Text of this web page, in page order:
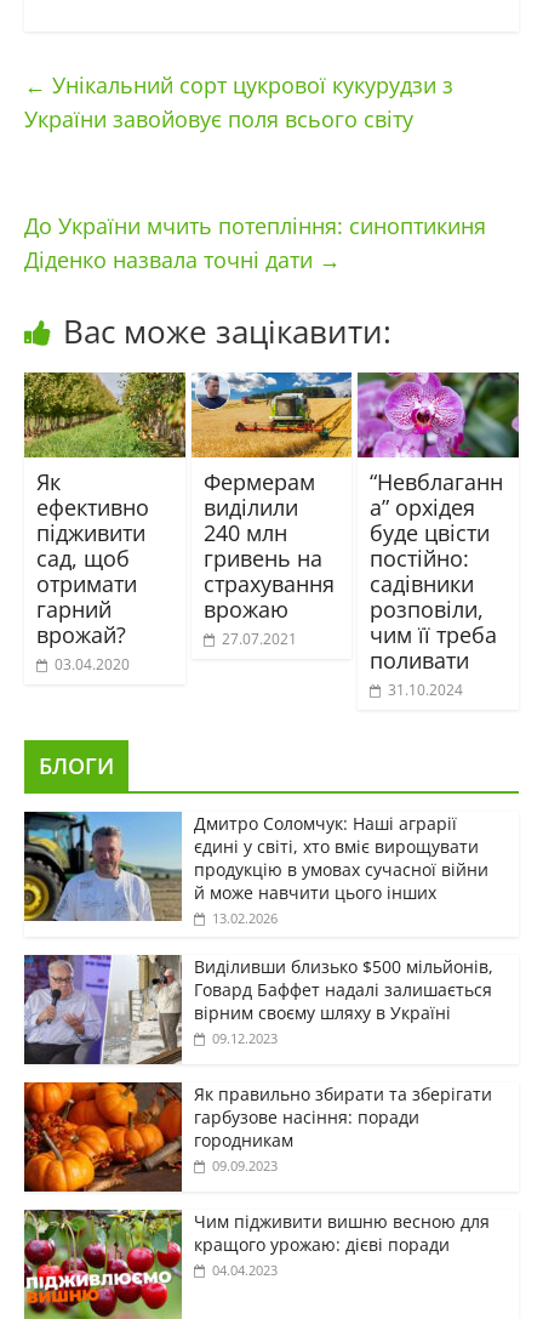
← Унікальний сорт цукрової кукурудзи з
України завойовує поля всього світу
До України мчить потепління: синоптикиня
Діденко назвала точні дати →
Вас може зацікавити:
Як
ефективно
підживити
сад, щоб
отримати
гарний
врожай?
03.04.2020
Фермерам
виділили
240 млн
гривень на
страхування
врожаю
27.07.2021
“Невблаганн
а” орхідея
буде цвісти
постійно:
садівники
розповіли,
чим її треба
поливати
31.10.2024
БЛОГИ
Дмитро Соломчук: Наші аграрії
єдині у світі, хто вміє вирощувати
продукцію в умовах сучасної війни
й може навчити цього інших
13.02.2026
Виділивши близько $500 мільйонів,
Говард Баффет надалі залишається
вірним своєму шляху в Україні
09.12.2023
Як правильно збирати та зберігати
гарбузове насіння: поради
городникам
09.09.2023
Чим підживити вишню весною для
кращого урожаю: дієві поради
04.04.2023